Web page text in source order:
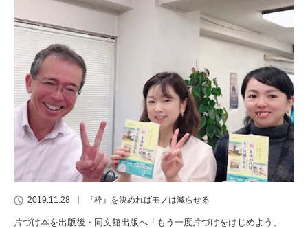
2019.11.28 『枠』を決めればモノは減らせる
片づけ本を出版後・同文舘出版へ「もう一度片づけをはじめよう、